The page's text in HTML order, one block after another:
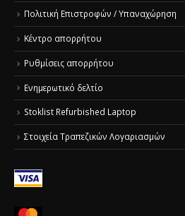
Πολιτική Επιστροφών / Υπαναχώρηση
Κέντρο απορρήτου
Ρυθμίσεις απορρήτου
Ενημερωτικό δελτίο
Stoklist Refurbished Laptop
Στοιχεία Τραπεζικών Λογαριασμών